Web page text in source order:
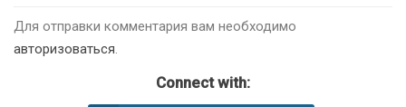
Для отправки комментария вам необходимо
авторизоваться.
Connect with: